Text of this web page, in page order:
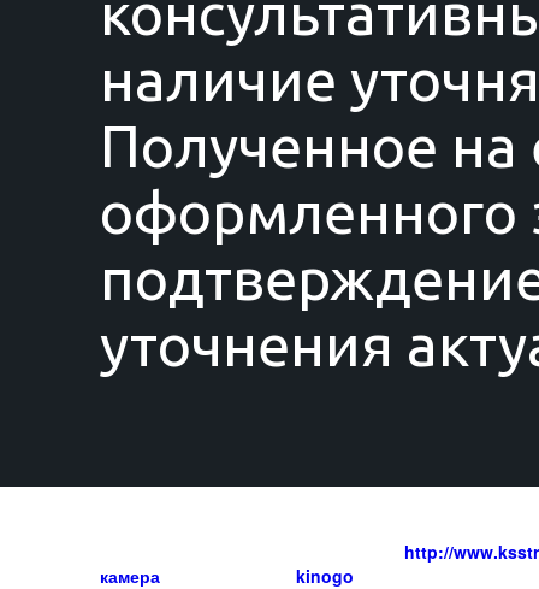
http://
камера
kinogo
наличие
Полученное на
оформленного
уточнения